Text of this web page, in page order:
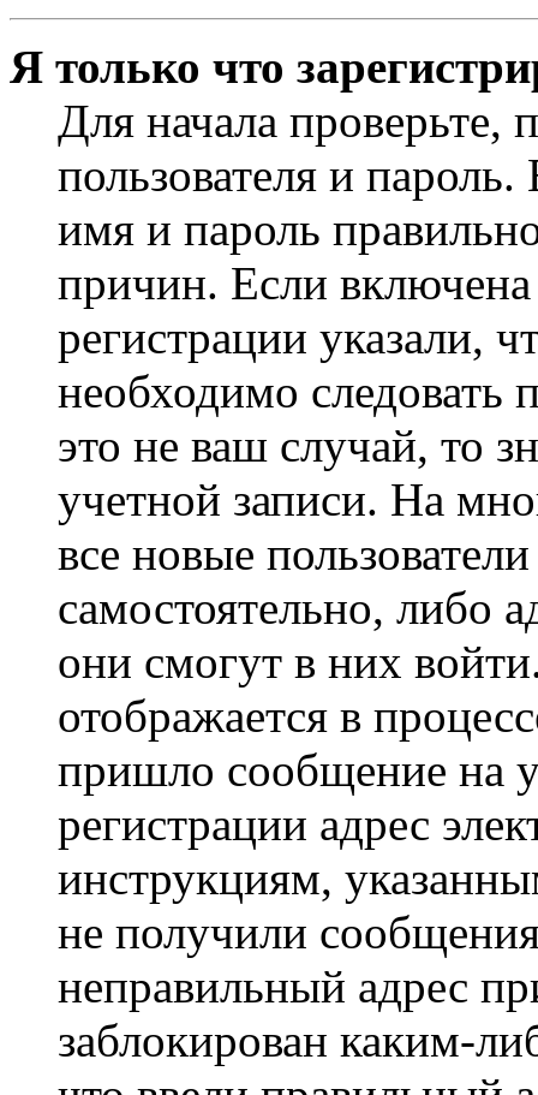
Я только что
Для начала проверьте,
пользователя и
имя и пароль
причин. Если
регистрации указали,
необходимо
это не ваш случай, то
учетной записи. На
все новые
самостоятельно, либо
они смогут в них
отображается в
пришло сообщение на
регистрации адрес
инструкциям,
не получили
неправильный адрес
заблокирован каким-